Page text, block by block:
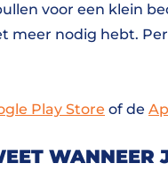
voor een klein
meer nodig hebt.
Play Store of de
WANNEER